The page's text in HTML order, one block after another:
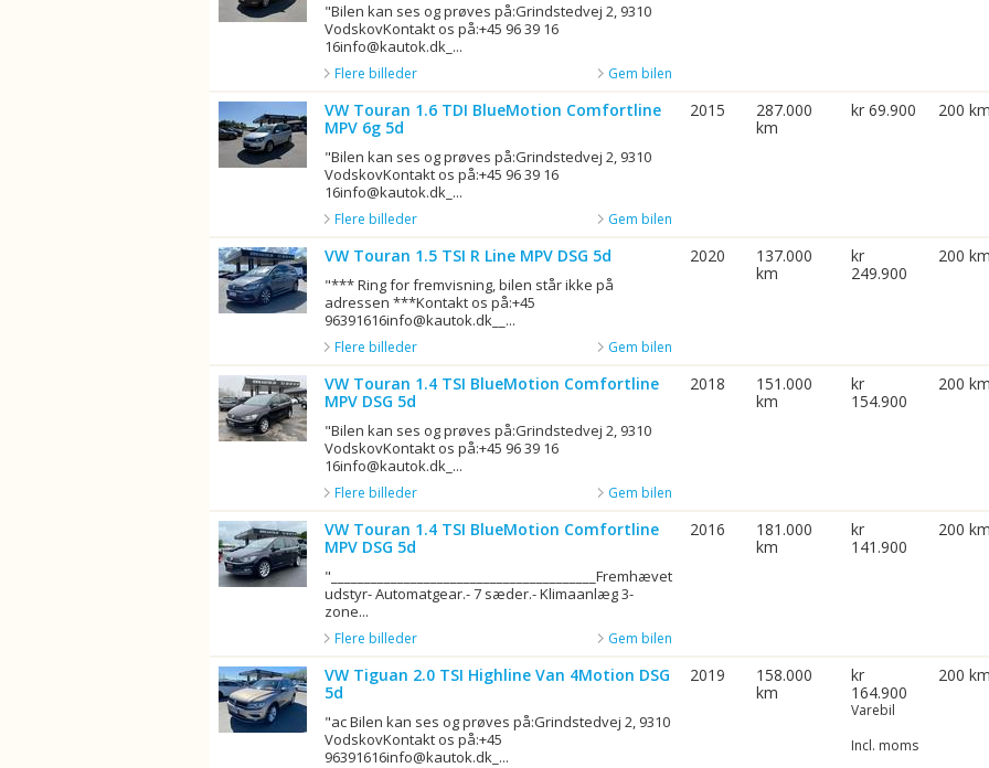
"Bilen kan ses og prøves på:Grindstedvej 2, 9310
VodskovKontakt os på:+45 96 39 16
16info@kautok.dk_...
Gem bilen
Flere billeder
VW Touran 1.6 TDI BlueMotion Comfortline
MPV 6g 5d
"Bilen kan ses og prøves på:Grindstedvej 2, 9310
VodskovKontakt os på:+45 96 39 16
16info@kautok.dk_...
Gem bilen
Flere billeder
2015
287.000
km
kr 69.900 200 km
VW Touran 1.5 TSI R Line MPV DSG 5d
"*** Ring for fremvisning, bilen står ikke på
adressen ***Kontakt os på:+45
96391616info@kautok.dk__...
Gem bilen
Flere billeder
2020
137.000
km
kr
249.900
200 km
VW Touran 1.4 TSI BlueMotion Comfortline
MPV DSG 5d
"Bilen kan ses og prøves på:Grindstedvej 2, 9310
VodskovKontakt os på:+45 96 39 16
16info@kautok.dk_...
Gem bilen
Flere billeder
2018
151.000
km
kr
154.900
200 km
VW Touran 1.4 TSI BlueMotion Comfortline
MPV DSG 5d
"________________________________________Fremhævet
udstyr- Automatgear.- 7 sæder.- Klimaanlæg 3-
zone...
Gem bilen
Flere billeder
2016
181.000
km
kr
141.900
200 km
VW Tiguan 2.0 TSI Highline Van 4Motion DSG
5d
"ac Bilen kan ses og prøves på:Grindstedvej 2, 9310
VodskovKontakt os på:+45
96391616info@kautok.dk_...
2019
158.000
km
kr
164.900
Varebil
Incl. moms
200 km